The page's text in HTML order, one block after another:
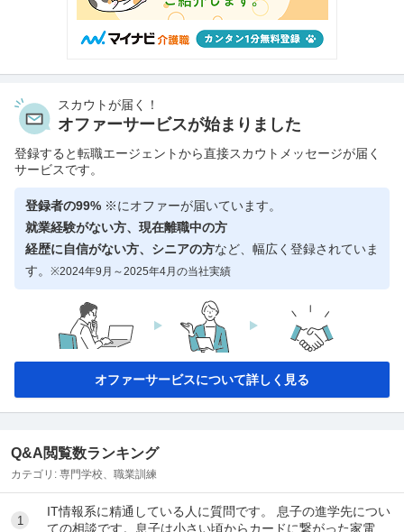
スカウトが届く！
オファーサービスが始まりました
登録すると転職エージェントから直接スカウトメッセージが届く
サービスです。
登録者の99% ※にオファーが届いています。
就業経験がない方、現在離職中の方
経歴に自信がない方、シニアの方など、幅広く登録されていま
す。 ※2024年9月～2025年4月の当社実績
オファーサービスについて詳しく見る
Q&A閲覧数ランキング
カテゴリ: 専門学校、職業訓練
1
IT情報系に精通している人に質問です。 息子の進学先につい
ての相談です。息子は小さい頃からカードに繋がった家電な